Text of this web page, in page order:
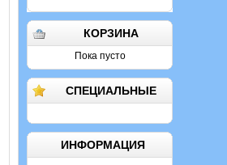
КОРЗИНА
Пока пусто
СПЕЦИАЛЬНЫЕ
ИНФОРМАЦИЯ